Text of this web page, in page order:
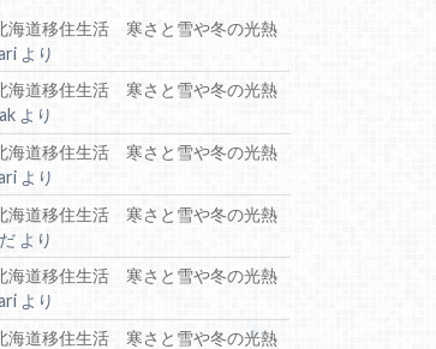
海道移住生活 寒さと雪や冬の光熱
より
海道移住生活 寒さと雪や冬の光熱
より
海道移住生活 寒さと雪や冬の光熱
より
海道移住生活 寒さと雪や冬の光熱
より
海道移住生活 寒さと雪や冬の光熱
より
海道移住生活 寒さと雪や冬の光熱